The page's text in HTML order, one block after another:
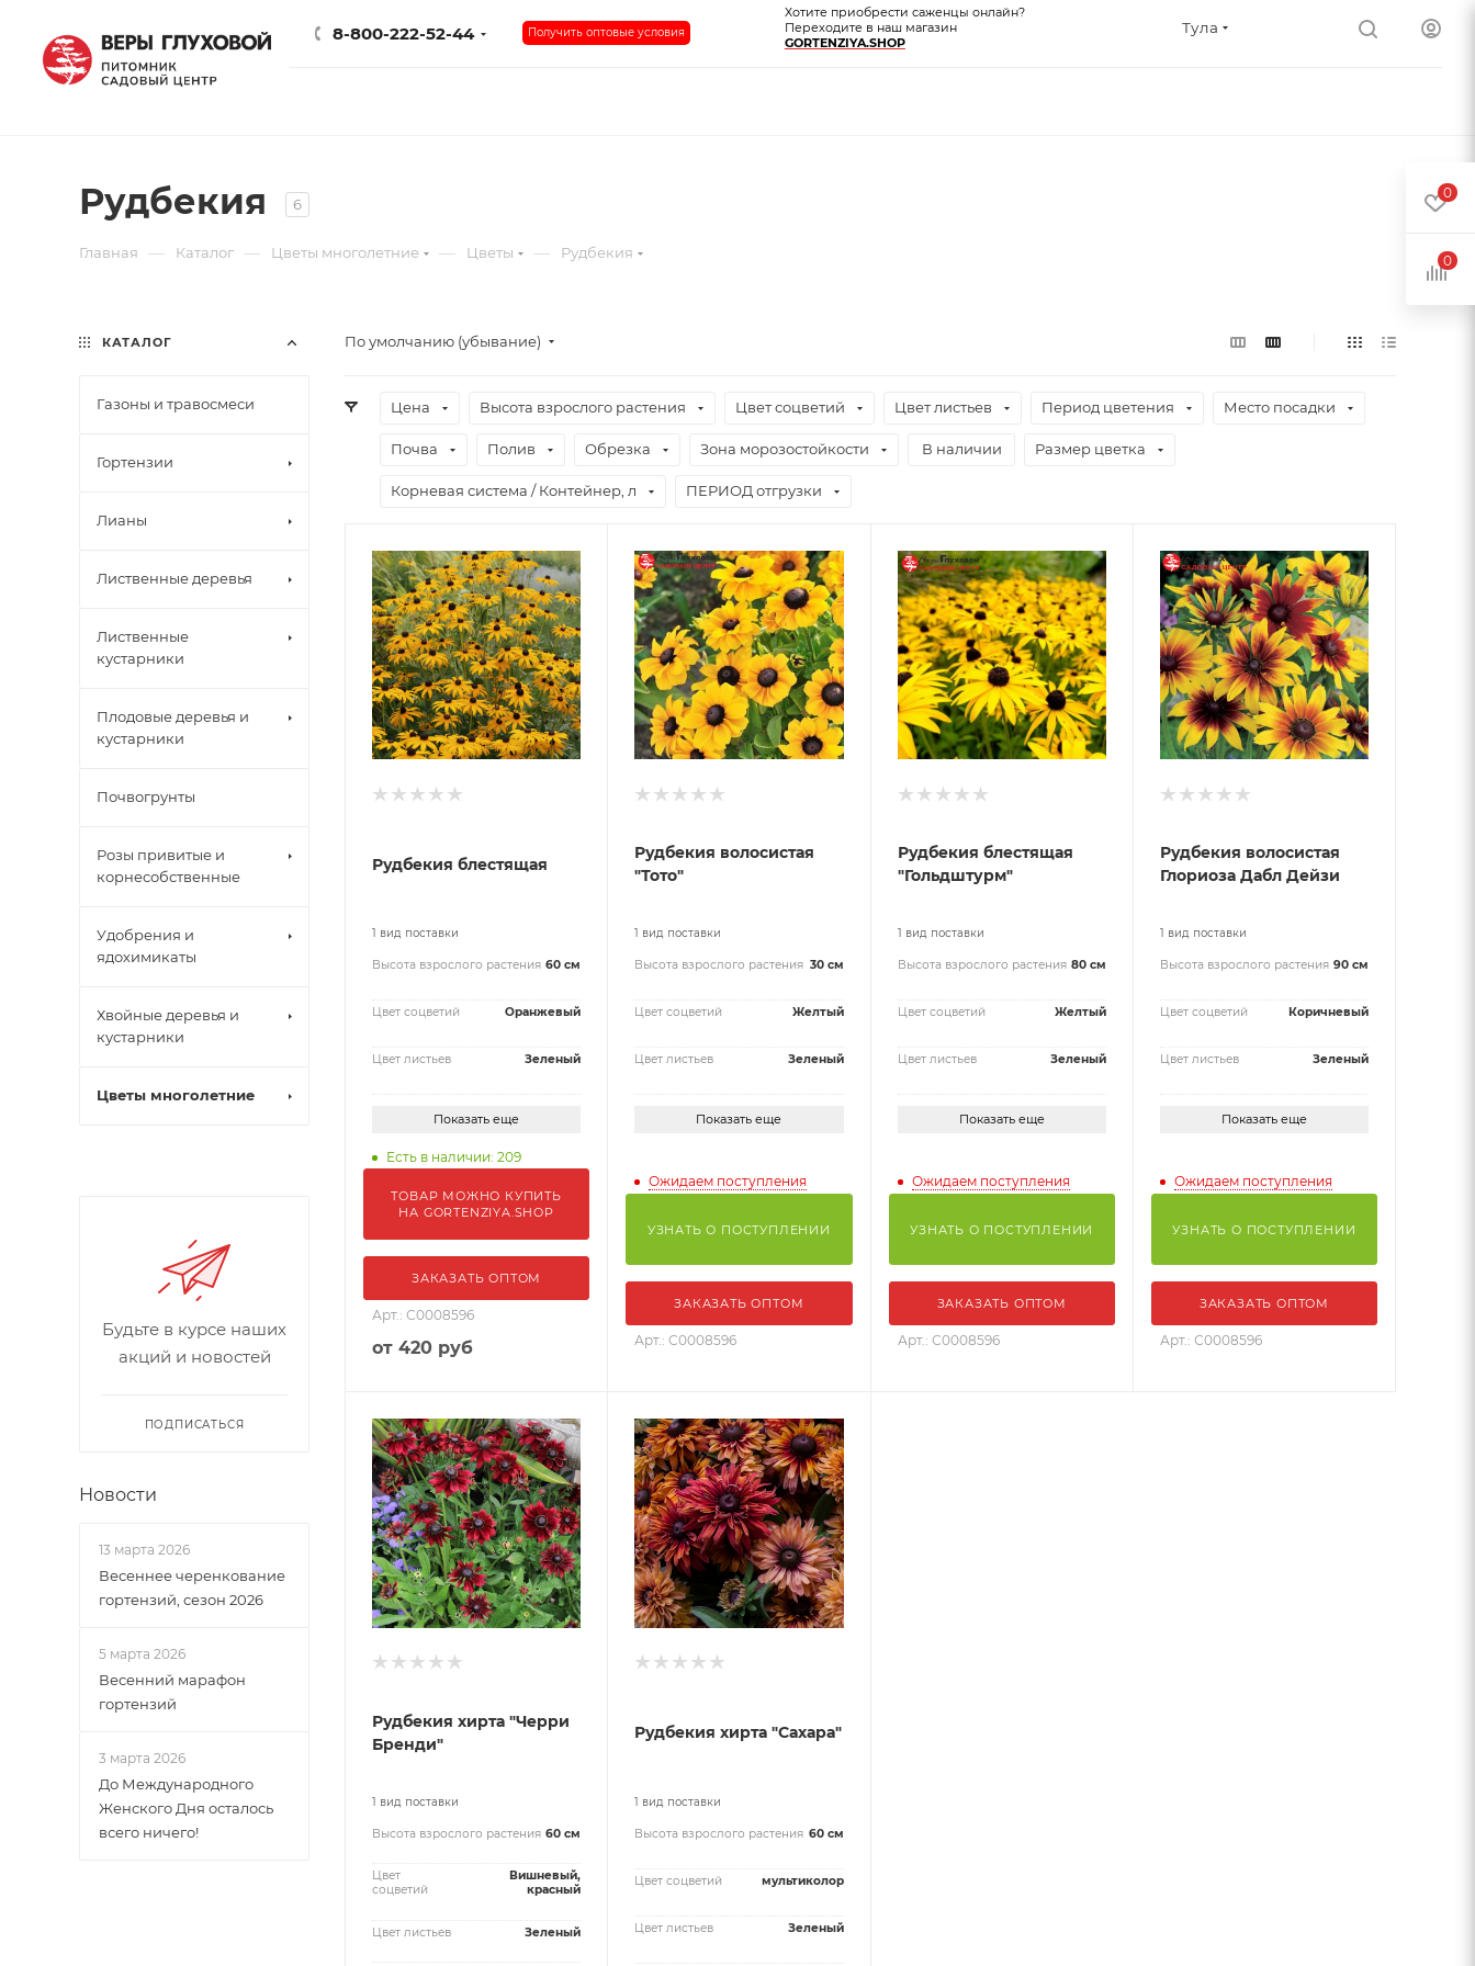
8-800-222-52-44 Получить оптовые условия
Хотите приобрести саженцы онлайн?
Переходите в наш магазин
GORTENZIYA.SHOP
Тула
Рудбекия 6
Главная — Каталог — Цветы многолетние — Цветы — Рудбекия
По умолчанию (убывание)
Цена Высота взрослого растения Цвет соцветий Цвет листьев Период цветения Место посадки
Почва Полив Обрезка Зона морозостойкости В наличии Размер цветка
Корневая система / Контейнер, л ПЕРИОД отгрузки
Рудбекия блестящая
1 вид поставки
Высота взрослого растения 60 см
Цвет соцветий Оранжевый
Цвет листьев Зеленый
Показать еще
Есть в наличии: 209
ТОВАР МОЖНО КУПИТЬ
НА GORTENZIYA.SHOP
ЗАКАЗАТЬ ОПТОМ
Арт.: С0008596
от 420 руб
Рудбекия волосистая
"Тото"
1 вид поставки
Высота взрослого растения 30 см
Цвет соцветий Желтый
Цвет листьев Зеленый
Показать еще
Ожидаем поступления
УЗНАТЬ О ПОСТУПЛЕНИИ
ЗАКАЗАТЬ ОПТОМ
Арт.: С0008596
Рудбекия блестящая
"Гольдштурм"
1 вид поставки
Высота взрослого растения 80 см
Цвет соцветий Желтый
Цвет листьев Зеленый
Показать еще
Ожидаем поступления
УЗНАТЬ О ПОСТУПЛЕНИИ
ЗАКАЗАТЬ ОПТОМ
Арт.: С0008596
Рудбекия волосистая
Глориоза Дабл Дейзи
1 вид поставки
Высота взрослого растения 90 см
Цвет соцветий Коричневый
Цвет листьев Зеленый
Показать еще
Ожидаем поступления
УЗНАТЬ О ПОСТУПЛЕНИИ
ЗАКАЗАТЬ ОПТОМ
Арт.: С0008596
Рудбекия хирта "Черри
Бренди"
1 вид поставки
Высота взрослого растения 60 см
Цвет
соцветий
Вишневый,
красный
Цвет листьев Зеленый
Рудбекия хирта "Сахара"
1 вид поставки
Высота взрослого растения 60 см
Цвет соцветий мультиколор
Цвет листьев Зеленый
КАТАЛОГ
Газоны и травосмеси
Гортензии
Лианы
Лиственные деревья
Лиственные
кустарники
Плодовые деревья и
кустарники
Почвогрунты
Розы привитые и
корнесобственные
Удобрения и
ядохимикаты
Хвойные деревья и
кустарники
Цветы многолетние
Будьте в курсе наших
акций и новостей
ПОДПИСАТЬСЯ
Новости
13 марта 2026
Весеннее черенкование
гортензий, сезон 2026
5 марта 2026
Весенний марафон
гортензий
3 марта 2026
До Международного
Женского Дня осталось
всего ничего!
0
0